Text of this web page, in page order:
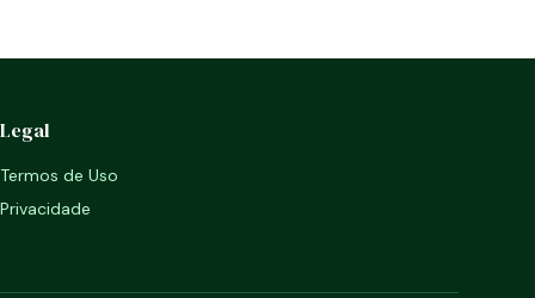
Legal
Termos de Uso
Privacidade